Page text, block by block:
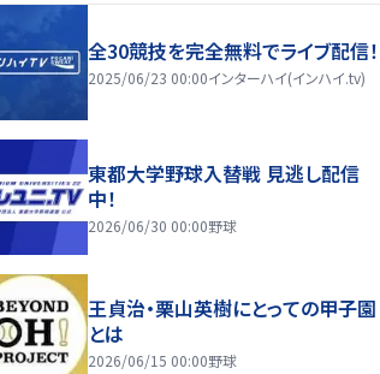
全30競技を完全無料でライブ配信！
2025/06/23 00:00インターハイ(インハイ.tv)
東都大学野球入替戦 見逃し配信
中！
2026/06/30 00:00野球
王貞治・栗山英樹にとっての甲子園
とは
2026/06/15 00:00野球